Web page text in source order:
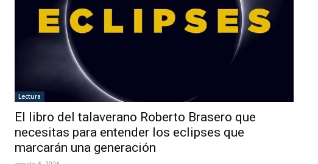
Lectura
El libro del talaverano Roberto Brasero que
necesitas para entender los eclipses que
marcarán una generación